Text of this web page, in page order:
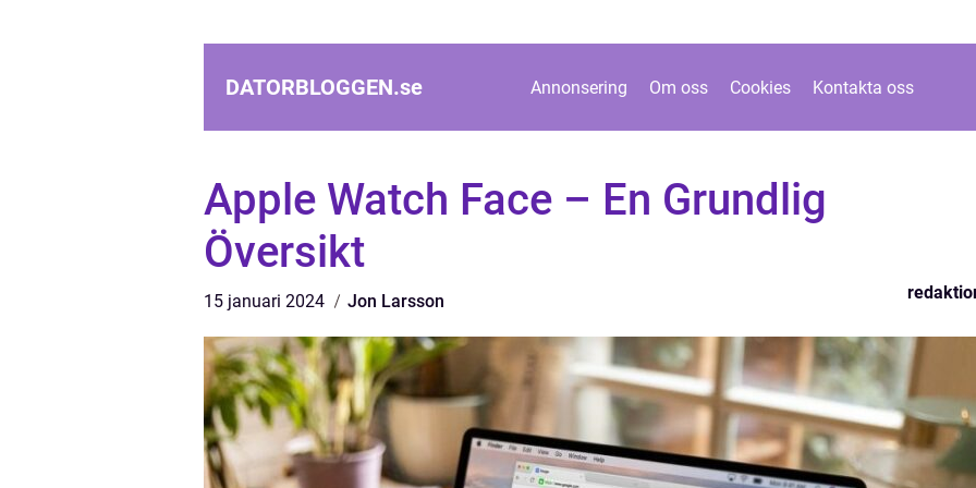
DATORBLOGGEN.se Annonsering Om oss Cookies Kontakta oss
Apple Watch Face – En Grundlig
Översikt
15 januari 2024 Jon Larsson